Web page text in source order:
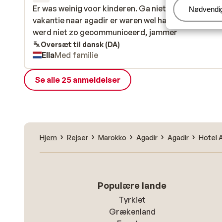
Er was weinig voor kinderen. Ga niet in de ramadan
vakantie naar agadir er waren wel handdoeken
werd niet zo gecommuniceerd, jammer
Er was weinig voor kinderen. Ga niet in de ramadan
vakantie naar agadir er waren wel handdoeken
werd niet zo gecommuniceerd, jammer
Oversæt til dansk (DA)
EllaMed familie
Se alle 25 anmeldelser
Hjem Rejser Marokko Agadir Agadir Hotel
Populære lande
Tyrkiet
Grækenland